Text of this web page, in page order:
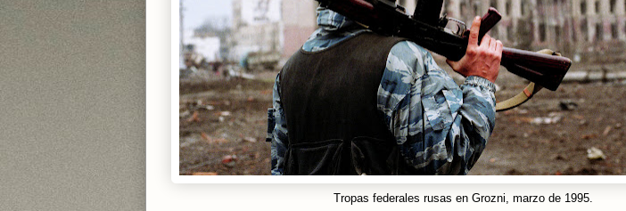
Tropas federales rusas en Grozni, marzo de 1995.